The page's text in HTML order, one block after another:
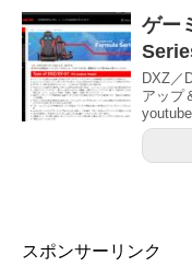
ゲー
DXZ／
アップ
スポンサーリンク